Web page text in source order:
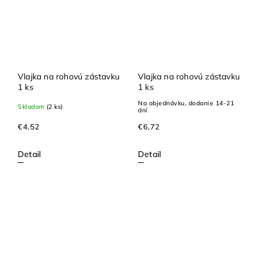
Vlajka na rohovú zástavku
1 ks
Skladom (2 ks)
€4,52
Detail
Vlajka na rohovú zástavku
1 ks
Na objednávku, dodanie 14-21
dní
€6,72
Detail